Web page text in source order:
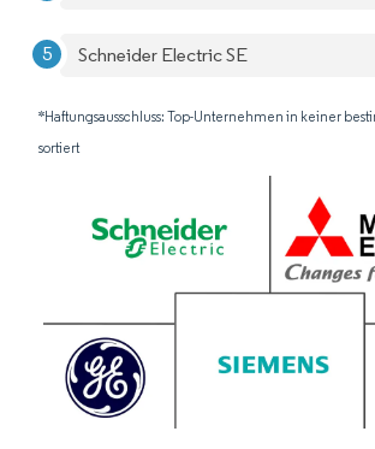
Schneider Electric SE
*Haftungsausschluss: Top-Unternehmen in keiner
sortiert